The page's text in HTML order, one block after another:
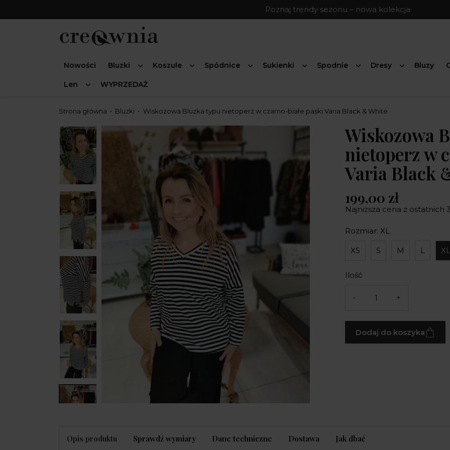
Poznaj trendy sezonu – nowa kolekcja
Nowości Bluzki Koszule Spódnice Sukienki Spodnie Dresy Bluzy
Len WYPRZEDAŻ
Strona główna Bluzki Wiskozowa Bluzka typu nietoperz w czarno-białe paski Varia Black & White
Wiskozowa
nietoperz w
Varia Black
199,00 zł
Najniższa cena z ostatnich
Rozmiar: XL
XS S M L XL
Ilość
- +
Dodaj do koszyka
Opis produktu Sprawdź wymiary Dane techniczne Dostawa Jak dbać